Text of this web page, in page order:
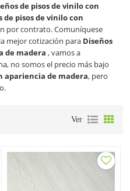
de pisos de vinilo con
de pisos de vinilo con
por contrato. Comuníquese
mejor cotización para Diseños
de madera , vamos a
no somos el precio más bajo
apariencia de madera, pero
Ver